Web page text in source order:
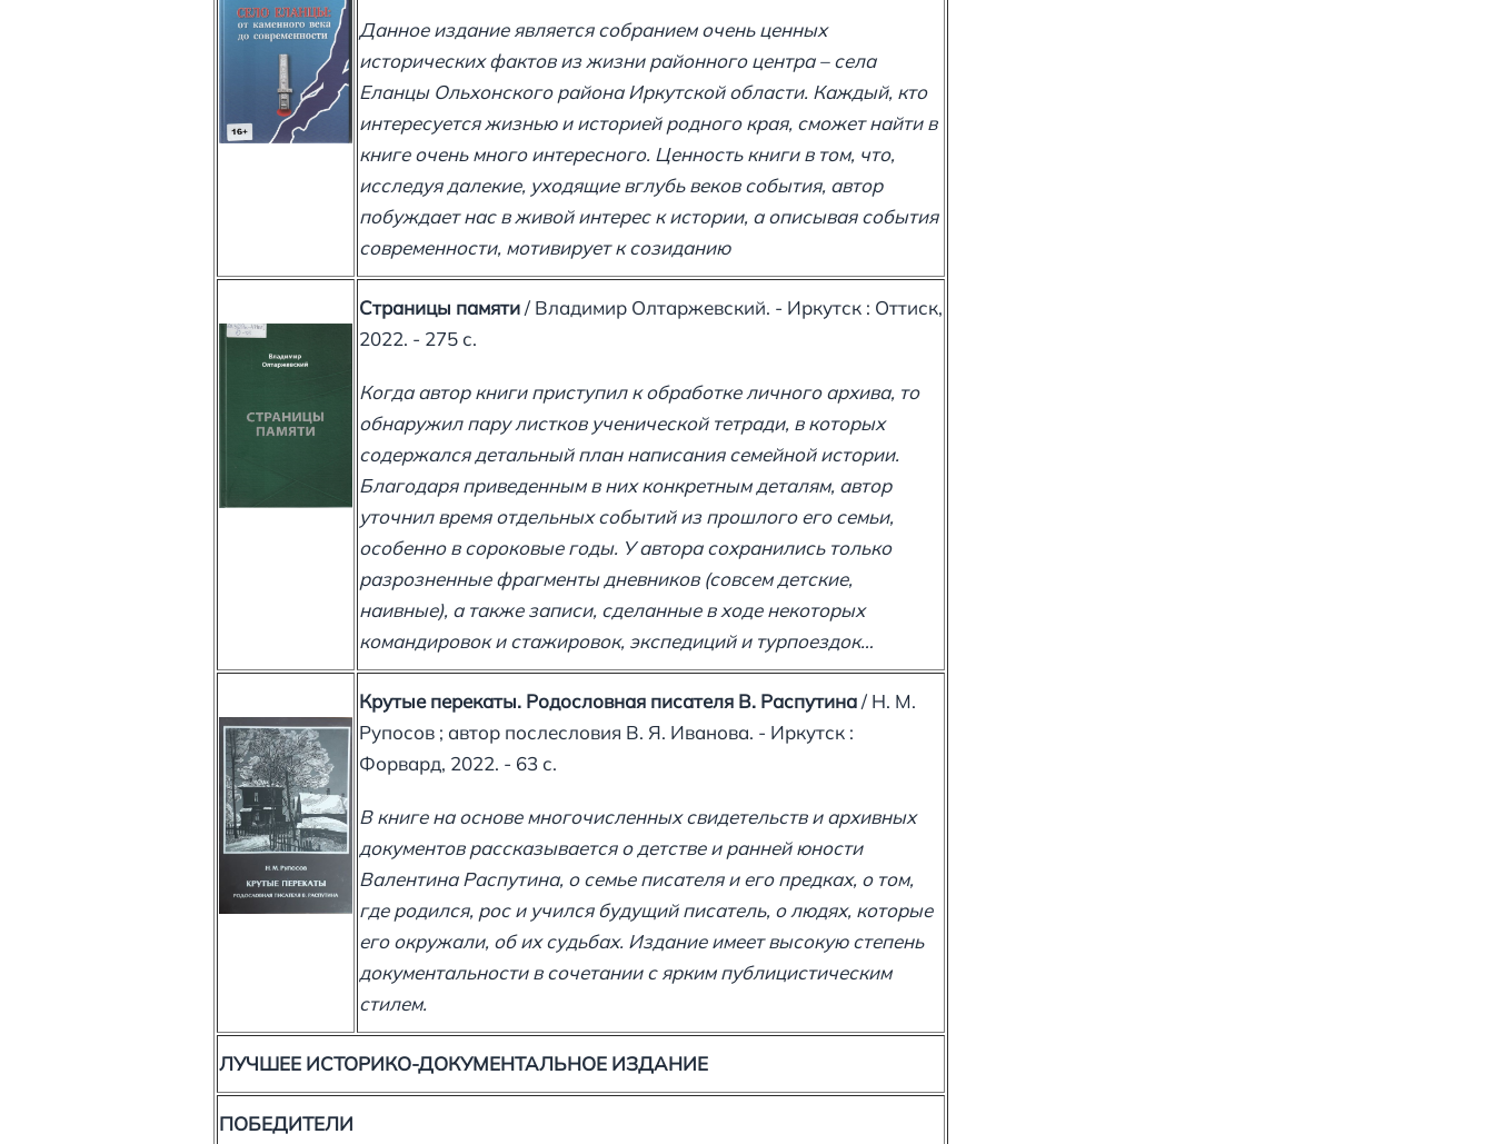
Данное издание является собранием очень ценных
исторических фактов из жизни районного центра – села
Еланцы Ольхонского района Иркутской области. Каждый, кто
интересуется жизнью и историей родного края, сможет найти в
книге очень много интересного. Ценность книги в том, что,
исследуя далекие, уходящие вглубь веков события, автор
побуждает нас в живой интерес к истории, а описывая события
современности, мотивирует к созиданию
Страницы памяти/ Владимир Олтаржевский. - Иркутск : Оттиск,
2022. - 275 с.
Когда автор книги приступил к обработке личного архива, то
обнаружил пару листков ученической тетради, в которых
содержался детальный план написания семейной истории.
Благодаря приведенным в них конкретным деталям, автор
уточнил время отдельных событий из прошлого его семьи,
особенно в сороковые годы. У автора сохранились только
разрозненные фрагменты дневников (совсем детские,
наивные), а также записи, сделанные в ходе некоторых
командировок и стажировок, экспедиций и турпоездок…
Крутые перекаты. Родословная писателя В. Распутина/ Н. М.
Рупосов ; автор послесловия В. Я. Иванова. - Иркутск :
Форвард, 2022. - 63 с.
В книге на основе многочисленных свидетельств и архивных
документов рассказывается о детстве и ранней юности
Валентина Распутина, о семье писателя и его предках, о том,
где родился, рос и учился будущий писатель, о людях, которые
его окружали, об их судьбах. Издание имеет высокую степень
документальности в сочетании с ярким публицистическим
стилем.
ЛУЧШЕЕ ИСТОРИКО-ДОКУМЕНТАЛЬНОЕ ИЗДАНИЕ
ПОБЕДИТЕЛИ